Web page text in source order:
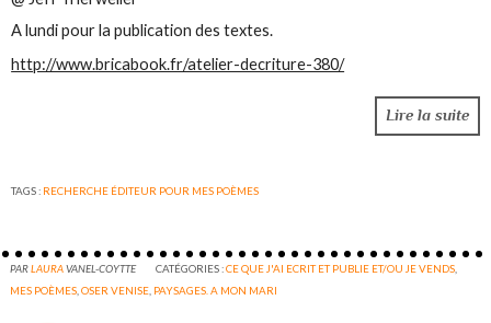
A lundi pour la publication des textes.
http://www.bricabook.fr/atelier-decriture-380/
Lire la suite
TAGS : RECHERCHE ÉDITEUR POUR MES POÈMES
PARLAURAVANEL-COYTTE CATÉGORIES :CE QUE J'AI ECRIT ET PUBLIE ET/OU JE VENDS
MES POÈMES ,OSER VENISE PAYSAGES. A MON MARI